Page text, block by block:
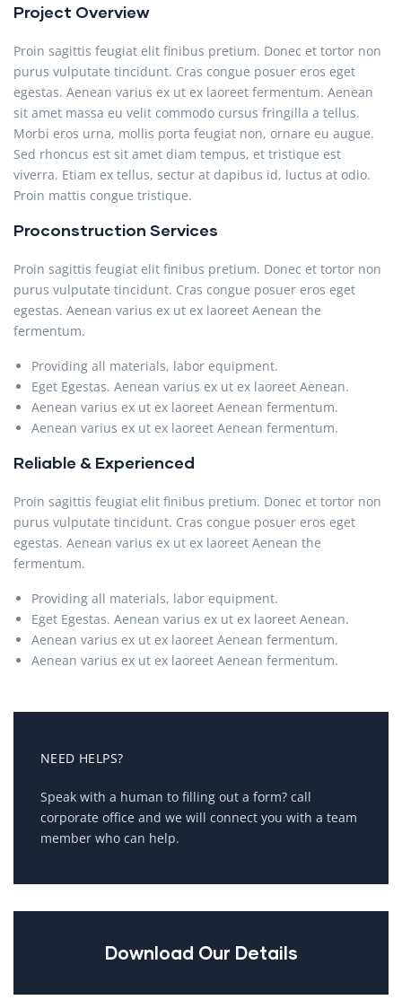
Project Overview
Proin sagittis feugiat elit finibus pretium. Donec et tortor non
purus vulputate tincidunt. Cras congue posuer eros eget
egestas. Aenean varius ex ut ex laoreet fermentum. Aenean
sit amet massa eu velit commodo cursus fringilla a tellus.
Morbi eros urna, mollis porta feugiat non, ornare eu augue.
Sed rhoncus est sit amet diam tempus, et tristique est
viverra. Etiam ex tellus, sectur at dapibus id, luctus at odio.
Proin mattis congue tristique.
Proconstruction Services
Proin sagittis feugiat elit finibus pretium. Donec et tortor non
purus vulputate tincidunt. Cras congue posuer eros eget
egestas. Aenean varius ex ut ex laoreet Aenean the
fermentum.
Providing all materials, labor equipment.
Eget Egestas. Aenean varius ex ut ex laoreet Aenean.
Aenean varius ex ut ex laoreet Aenean fermentum.
Aenean varius ex ut ex laoreet Aenean fermentum.
Reliable & Experienced
Proin sagittis feugiat elit finibus pretium. Donec et tortor non
purus vulputate tincidunt. Cras congue posuer eros eget
egestas. Aenean varius ex ut ex laoreet Aenean the
fermentum.
Providing all materials, labor equipment.
Eget Egestas. Aenean varius ex ut ex laoreet Aenean.
Aenean varius ex ut ex laoreet Aenean fermentum.
Aenean varius ex ut ex laoreet Aenean fermentum.
NEED HELPS?
Speak with a human to filling out a form? call
corporate office and we will connect you with a team
member who can help.
Download Our Details